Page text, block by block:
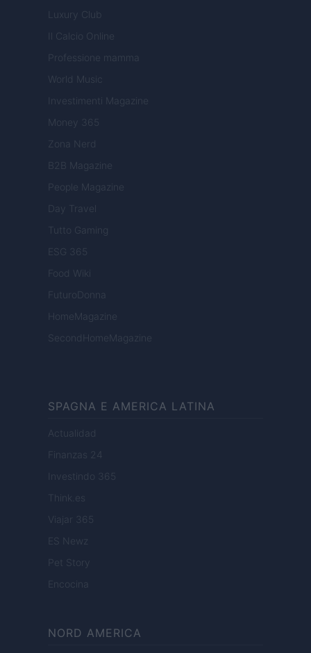
Luxury Club
Il Calcio Online
Professione mamma
World Music
Investimenti Magazine
Money 365
Zona Nerd
B2B Magazine
People Magazine
Day Travel
Tutto Gaming
ESG 365
Food Wiki
FuturoDonna
HomeMagazine
SecondHomeMagazine
SPAGNA E AMERICA LATINA
Actualidad
Finanzas 24
Investindo 365
Think.es
Viajar 365
ES Newz
Pet Story
Encocina
NORD AMERICA